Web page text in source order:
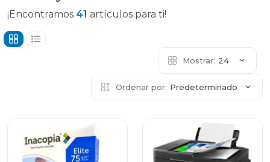
¡Encontramos 41 artículos para ti!
Mostrar: 24
Ordenar por: Predeterminado